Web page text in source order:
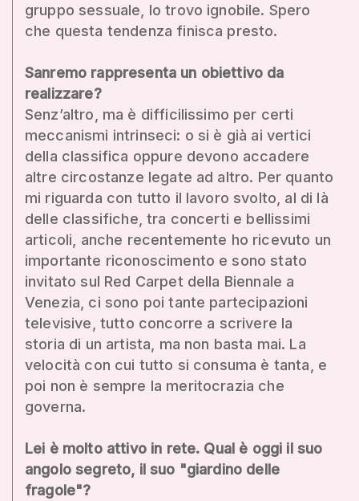
gruppo sessuale, lo trovo ignobile. Spero
che questa tendenza finisca presto.
Sanremo rappresenta un obiettivo da
realizzare?
Senz’altro, ma è difficilissimo per certi
meccanismi intrinseci: o si è già ai vertici
della classifica oppure devono accadere
altre circostanze legate ad altro. Per quanto
mi riguarda con tutto il lavoro svolto, al di là
delle classifiche, tra concerti e bellissimi
articoli, anche recentemente ho ricevuto un
importante riconoscimento e sono stato
invitato sul Red Carpet della Biennale a
Venezia, ci sono poi tante partecipazioni
televisive, tutto concorre a scrivere la
storia di un artista, ma non basta mai. La
velocità con cui tutto si consuma è tanta, e
poi non è sempre la meritocrazia che
governa.
Lei è molto attivo in rete. Qual è oggi il suo
angolo segreto, il suo "giardino delle
fragole"?